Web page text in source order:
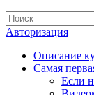
Авторизация
Описание
Самая
Если